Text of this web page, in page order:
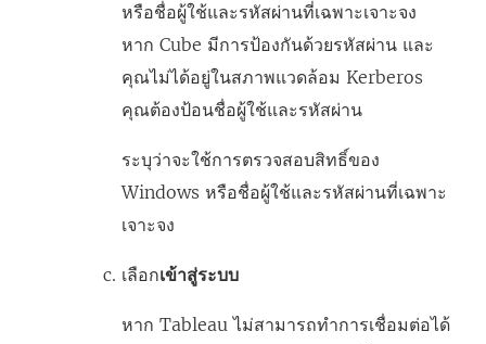
หรือชื่อผู้ใช้และรหัสผ่านที่เฉพาะเจาะจง
หาก Cube มีการป้องกันด้วยรหัสผ่าน และ
คุณไม่ได้อยู่ในสภาพแวดล้อม Kerberos
คุณต้องป้อนชื่อผู้ใช้และรหัสผ่าน
ระบุว่าจะใช้การตรวจสอบสิทธิ์ของ
Windows หรือชื่อผู้ใช้และรหัสผ่านที่เฉพาะ
เจาะจง
เลือกเข้าสู่ระบบ
หาก Tableau ไม่สามารถทำการเชื่อมต่อได้